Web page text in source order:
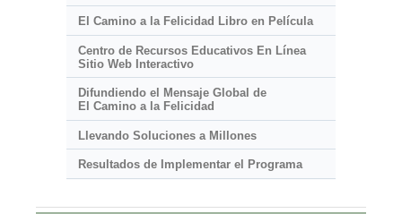
El Camino a la Felicidad Libro en Película
Centro de Recursos Educativos En Línea
Sitio Web Interactivo
Difundiendo el Mensaje Global de
El Camino a la Felicidad
Llevando Soluciones a Millones
Resultados de Implementar el Programa